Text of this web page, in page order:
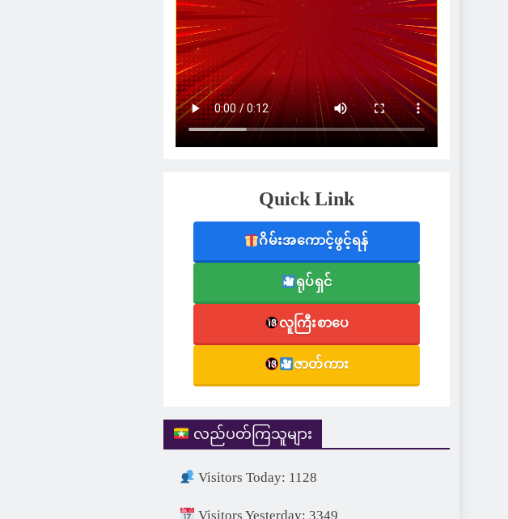
Quick Link
ဂိမ်းအကောင့်ဖွင့်ရန်
ရုပ်ရှင်
လူကြီးစာပေ
ဇာတ်ကား
လည်ပတ်ကြသူများ
Visitors Today: 1128
Visitors Yesterday: 3349